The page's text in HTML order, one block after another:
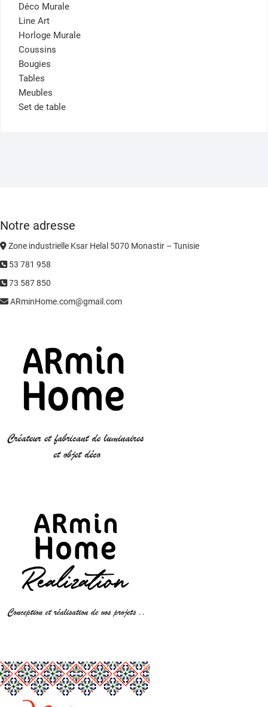
Déco Murale
Line Art
Horloge Murale
Coussins
Bougies
Tables
Meubles
Set de table
Notre adresse
Zone industrielle Ksar Helal 5070 Monastir – Tunisie
53 781 958
73 587 850
ARminHome.com@gmail.com